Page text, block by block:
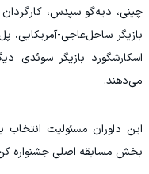
چینی، دیه‌گو سپدس، کارگردان
بازیگر ساحل‌عاجی-آمریکایی،
اسکارشگورد بازیگر سوئدی
می‌دهند.
این داوران مسئولیت انتخاب
بخش مسابقه اصلی جشنواره کن ۲۰۲۶ را بر عهده